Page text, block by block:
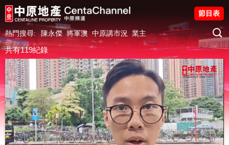
熱門搜尋: 陳永傑 將軍澳 中原講市況 業主
節目表
共有119紀錄